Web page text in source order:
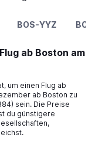
BOS-YYZ
ab Boston am
um einen Flug ab
ab Boston zu
sein. Die Preise
du günstigere